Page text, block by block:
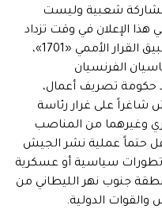
شعبية وليست
الإعلان في وقت تزداد
حدة المطالبة الدولية والمحلية بتطبيق القرار الأممي «1701»،
الفرنسيان
حكومة تصريف أعمال،
شاغراً على غرار رئاسة
وغيرهما من المناصب
حتماً عملية نشر الجيش
سياسية أو عسكرية
جنوب نهر الليطاني من
الدولية.